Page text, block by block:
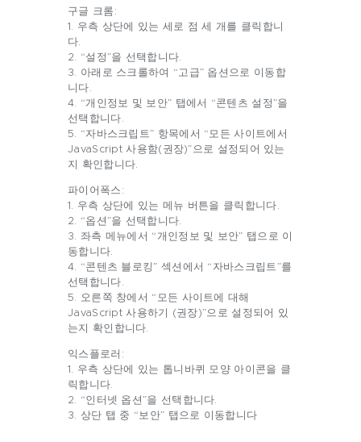
구글 크롬:
1. 우측 상단에 있는 세로 점 세 개를 클릭합니
다.
2. “설정”을 선택합니다.
3. 아래로 스크롤하여 “고급” 옵션으로 이동합
니다.
4. “개인정보 및 보안” 탭에서 “콘텐츠 설정”을
선택합니다.
5. “자바스크립트” 항목에서 “모든 사이트에서
JavaScript 사용함(권장)”으로 설정되어 있는
지 확인합니다.
파이어폭스:
1. 우측 상단에 있는 메뉴 버튼을 클릭합니다.
2. “옵션”을 선택합니다.
3. 좌측 메뉴에서 “개인정보 및 보안” 탭으로 이
동합니다.
4. “콘텐츠 블로킹” 섹션에서 “자바스크립트”를
선택합니다.
5. 오른쪽 창에서 “모든 사이트에 대해
JavaScript 사용하기 (권장)”으로 설정되어 있
는지 확인합니다.
익스플로러:
1. 우측 상단에 있는 톱니바퀴 모양 아이콘을 클
릭합니다.
2. “인터넷 옵션”을 선택합니다.
3. 상단 탭 중 “보안” 탭으로 이동합니다